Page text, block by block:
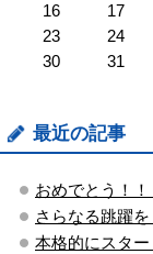
16
17
23
24
30
31
最近の記事
おめでとう！
さらなる跳躍
本格的にスタ